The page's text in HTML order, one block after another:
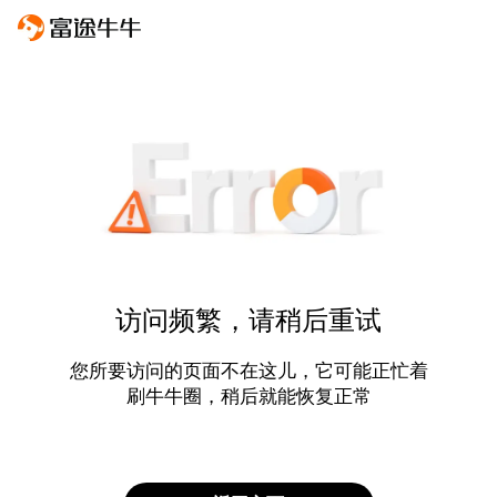
访问频繁，请稍后重试
您所要访问的页面不在这儿，它可能正忙着
刷牛牛圈，稍后就能恢复正常